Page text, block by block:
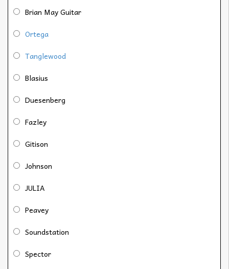
Brian May Guitar
Ortega
Tanglewood
Blasius
Duesenberg
Fazley
Gitison
Johnson
JULIA
Peavey
Soundstation
Spector